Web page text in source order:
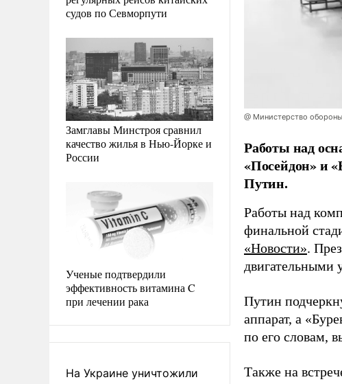
судов по Севморпути
Замглавы Минстроя сравнил
качество жилья в Нью-Йорке и
России
Ученые подтвердили
эффективность витамина C
при лечении рака
На Украине уничтожили
@ Министерство
Работы над
«Посейдон» и
Путин.
Работы над
финальной
«Новости».
двигательными
Путин
аппарат, а
по его словам,
Также на